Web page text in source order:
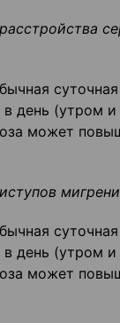
в день (утром
может
в день (утром
может